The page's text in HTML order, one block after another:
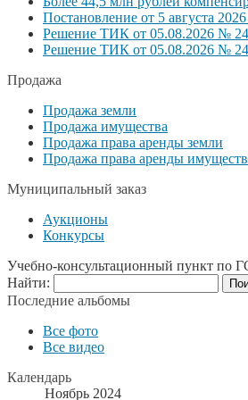
Постановление от 5 августа 2026
Решение ТИК от 05.08.2026 №
Решение ТИК от 05.08.2026 №
Продажа
Продажа земли
Продажа имущества
Продажа права аренды земли
Продажа права аренды
Муниципальный заказ
Аукционы
Конкурсы
Учебно-консультационный пункт по
Найти:
Последние альбомы
Все фото
Все видео
Календарь
Ноябрь 2024